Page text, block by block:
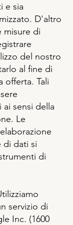
e sia
D'altro
misure di
del nostro
al fine di
offerta. Tali
sensi della
Le
di dati si
di
servizio di
Inc. (1600